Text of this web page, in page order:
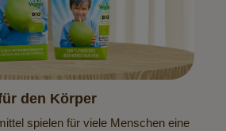
den Körper
spielen für viele Menschen eine